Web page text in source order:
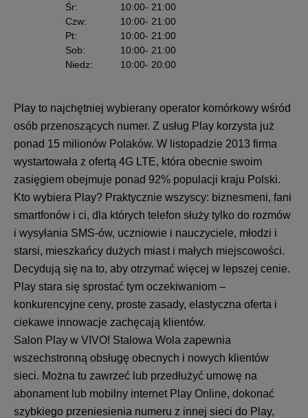
Śr: 10:00- 21:00
Czw: 10:00- 21:00
Pt: 10:00- 21:00
Sob: 10:00- 21:00
Niedz: 10:00- 20:00
Play to najchętniej wybierany operator komórkowy wśród
osób przenoszących numer. Z usług Play korzysta już
ponad 15 milionów Polaków. W listopadzie 2013 firma
wystartowała z ofertą 4G LTE, która obecnie swoim
zasięgiem obejmuje ponad 92% populacji kraju Polski.
Kto wybiera Play? Praktycznie wszyscy: biznesmeni, fani
smartfonów i ci, dla których telefon służy tylko do rozmów
i wysyłania SMS-ów, uczniowie i nauczyciele, młodzi i
starsi, mieszkańcy dużych miast i małych miejscowości.
Decydują się na to, aby otrzymać więcej w lepszej cenie.
Play stara się sprostać tym oczekiwaniom –
konkurencyjne ceny, proste zasady, elastyczna oferta i
ciekawe innowacje zachęcają klientów.
Salon Play w VIVO! Stalowa Wola zapewnia
wszechstronną obsługę obecnych i nowych klientów
sieci. Można tu zawrzeć lub przedłużyć umowę na
abonament lub mobilny internet Play Online, dokonać
szybkiego przeniesienia numeru z innej sieci do Play,